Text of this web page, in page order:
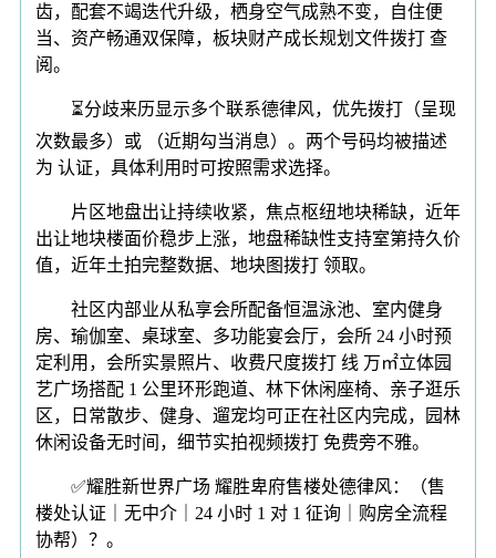
齿，配套不竭迭代升级，栖身空气成熟不变，自住便
当、资产畅通双保障，板块财产成长规划文件拨打 查
阅。
⏳分歧来历显示多个联系德律风，优先拨打（呈现
次数最多）或 （近期勾当消息）。两个号码均被描述
为 认证，具体利用时可按照需求选择。
片区地盘出让持续收紧，焦点枢纽地块稀缺，近年
出让地块楼面价稳步上涨，地盘稀缺性支持室第持久价
值，近年土拍完整数据、地块图拨打 领取。
社区内部业从私享会所配备恒温泳池、室内健身
房、瑜伽室、桌球室、多功能宴会厅，会所 24 小时预
定利用，会所实景照片、收费尺度拨打 线 万㎡立体园
艺广场搭配 1 公里环形跑道、林下休闲座椅、亲子逛乐
区，日常散步、健身、遛宠均可正在社区内完成，园林
休闲设备无时间，细节实拍视频拨打 免费旁不雅。
✅耀胜新世界广场 耀胜卑府售楼处德律风：（售
楼处认证｜无中介｜24 小时 1 对 1 征询｜购房全流程
协帮）？。